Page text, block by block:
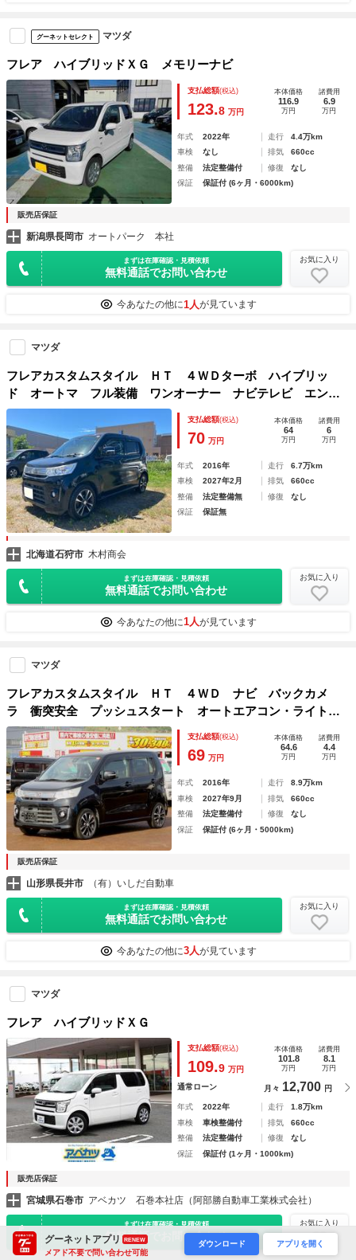
グーネットセレクト マツダ
フレア ハイブリッドＸＧ メモリーナビ
支払総額(税込)
123.8 万円
本体価格
116.9
万円
諸費用
6.9
万円
年式 2022年 走行
4.4万km
車検
なし 排気
660cc
整備
法定整備付 修復
なし
保証
保証付 (6ヶ月・6000km)
販売店保証
新潟県長岡市 オートパーク 本社
まずは在庫確認・見積依頼
無料通話でお問い合わせ
お気に入り
今あなたの他に1人が見ています
マツダ
フレアカスタムスタイル ＨＴ ４ＷＤターボ ハイブリッ
ド オートマ フル装備 ワンオーナー ナビテレビ エンス
タ アルミホイール ＡＢＳ シートヒーター ドアバイザ
ー フォグランプ ルーフスポイラー スマートキー ドラレ
コ 記録簿
支払総額(税込)
70 万円
本体価格
64
万円
諸費用
6
万円
年式 2016年 走行
6.7万km
車検
2027年2月 排気
660cc
整備
法定整備無 修復
なし
保証
保証無
北海道石狩市 木村商会
まずは在庫確認・見積依頼
無料通話でお問い合わせ
お気に入り
今あなたの他に1人が見ています
マツダ
フレアカスタムスタイル ＨＴ ４ＷＤ ナビ バックカメ
ラ 衝突安全 プッシュスタート オートエアコン・ライト
オートクルーズ ＥＴＣ ベンチシート シートヒーター
支払総額(税込)
69 万円
本体価格
64.6
万円
諸費用
4.4
万円
年式 2016年 走行
8.9万km
車検
2027年9月 排気
660cc
整備
法定整備付 修復
なし
保証
保証付 (6ヶ月・5000km)
販売店保証
山形県長井市 （有）いしだ自動車
まずは在庫確認・見積依頼
無料通話でお問い合わせ
お気に入り
今あなたの他に3人が見ています
マツダ
フレア ハイブリッドＸＧ
支払総額(税込)
109.9 万円
本体価格
101.8
万円
諸費用
8.1
万円
通常ローン 月々 12,700 円
年式 2022年 走行
1.8万km
車検
車検整備付 排気
660cc
整備
法定整備付 修復
なし
保証
保証付 (1ヶ月・1000km)
販売店保証
宮城県石巻市 アベカツ 石巻本社店（阿部勝自動車工業株式会社）
まずは在庫確認・見積依頼
無料通話でお問い合わせ
お気に入り
グーネットアプリ RENEW
メアド不要で問い合わせ可能
ダウンロード アプリを開く